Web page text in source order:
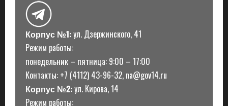
Корпус №1:ул. Дзержинского, 41
Режим работы:
понедельник – пятница: 9:00 – 17:00
Контакты: +7 (4112) 43-96-32, na@gov14.ru
Корпус №2:ул. Кирова, 14
Режим работы: